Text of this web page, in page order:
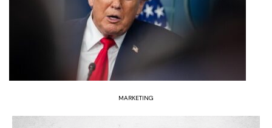
MARKETING